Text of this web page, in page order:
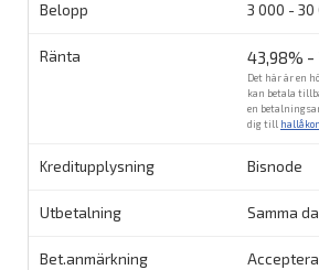
3 000 - 30
43,98% -
Det här är en
kan betala
en
dig till
Bisnode
Samma